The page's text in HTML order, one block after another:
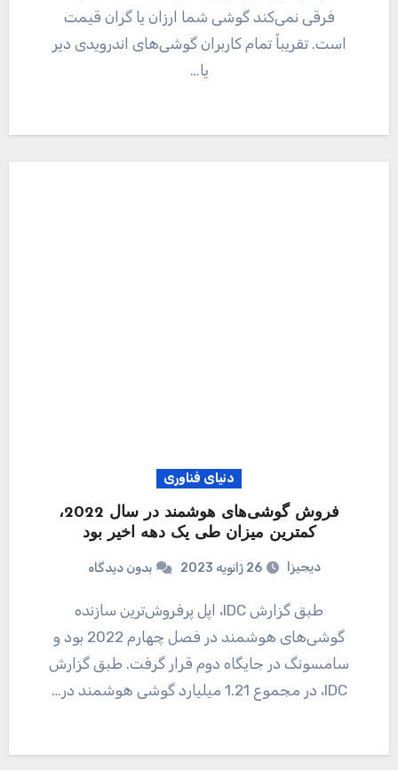
فرقی نمی‌کند گوشی شما ارزان یا گران قیمت
است. تقریباً تمام کاربران گوشی‌های اندرویدی دیر
یا…
دنیای فناوری
فروش گوشی‌های هوشمند در سال 2022،
کمترین میزان طی یک دهه اخیر بود
دیجیزا 26 ژانویه 2023 بدون دیدگاه
طبق گزارش IDC، اپل پرفروش‌ترین سازنده
گوشی‌های هوشمند در فصل چهارم 2022 بود و
سامسونگ در جایگاه دوم قرار گرفت. طبق گزارش
IDC، در مجموع 1.21 میلیارد گوشی هوشمند در…